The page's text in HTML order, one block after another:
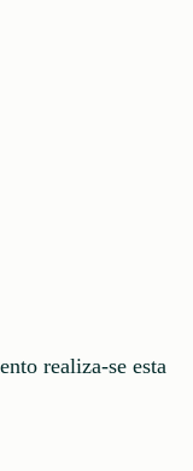
realiza-se esta